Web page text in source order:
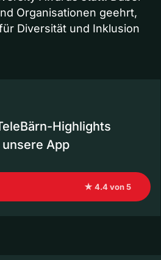
Organisationen geehrt,
Diversität und Inklusion
Highlights
App
★ 4.4 von 5